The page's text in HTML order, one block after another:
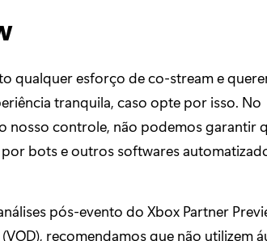
qualquer esforço de co-stream e
tranquila, caso opte por isso. No
nosso controle, não podemos garantir
bots e outros softwares
pós-evento do Xbox Partner
recomendamos que não utilizem